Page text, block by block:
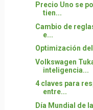
Precio Uno se
tien...
Cambio de
e...
Optimización
Volkswagen
inteligencia...
4 claves para
entre...
Día Mundial de